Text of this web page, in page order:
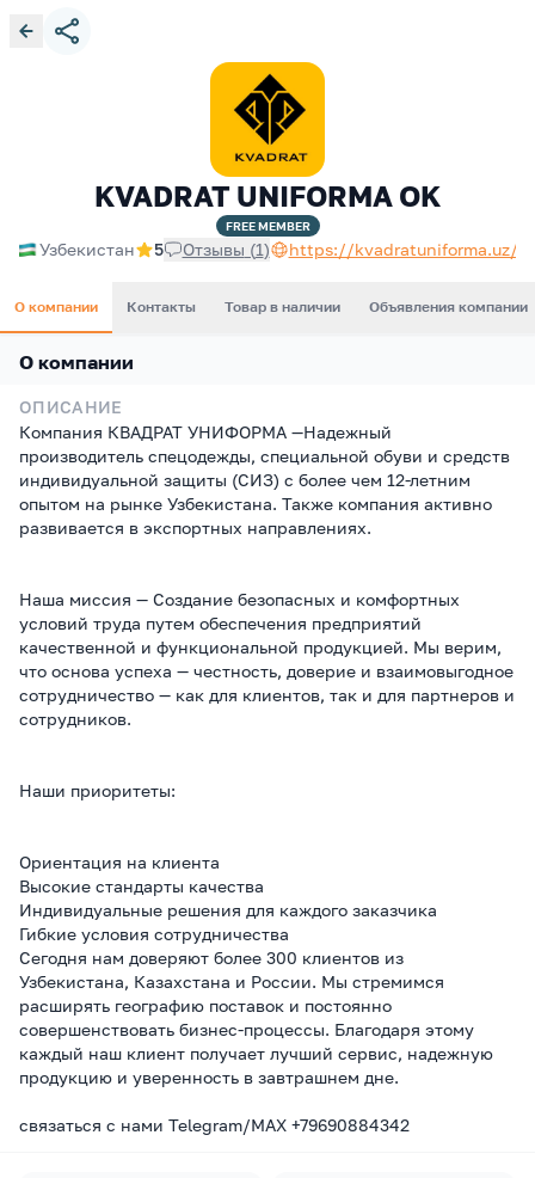
KVADRAT UNIFORMA OK
FREEMEMBER
Узбекистан 5 Отзывы (1) https://kvadratuniforma.uz/
О компании Контакты Товар в наличии Объявления компании
О компании
ОПИСАНИЕ
Компания КВАДРАТ УНИФОРМА —Надежный
производитель спецодежды, специальной обуви и средств
индивидуальной защиты (СИЗ) с более чем 12-летним
опытом на рынке Узбекистана. Также компания активно
развивается в экспортных направлениях.
Наша миссия — Создание безопасных и комфортных
условий труда путем обеспечения предприятий
качественной и функциональной продукцией. Мы верим,
что основа успеха — честность, доверие и взаимовыгодное
сотрудничество — как для клиентов, так и для партнеров и
сотрудников.
Наши приоритеты:
Ориентация на клиента
Высокие стандарты качества
Индивидуальные решения для каждого заказчика
Гибкие условия сотрудничества
Сегодня нам доверяют более 300 клиентов из
Узбекистана, Казахстана и России. Мы стремимся
расширять географию поставок и постоянно
совершенствовать бизнес-процессы. Благодаря этому
каждый наш клиент получает лучший сервис, надежную
продукцию и уверенность в завтрашнем дне.
связаться с нами Telegram/MAX +79690884342